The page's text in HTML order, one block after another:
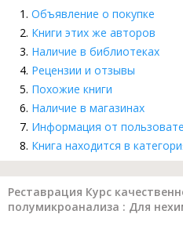
Объявление о покупке
Книги этих же авторов
Наличие в библиотеках
Рецензии и отзывы
Похожие книги
Наличие в магазинах
Информация от
Книга находится в
Реставрация Курс
полумикроанализа : Для